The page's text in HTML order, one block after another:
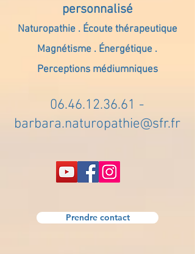
personnalisé
Naturopathie . Écoute thérapeutique
Magnétisme . Énergétique .
Perceptions médiumniques
06.46.12.36.61 -
barbara.naturopathie@sfr.fr
Prendre contact